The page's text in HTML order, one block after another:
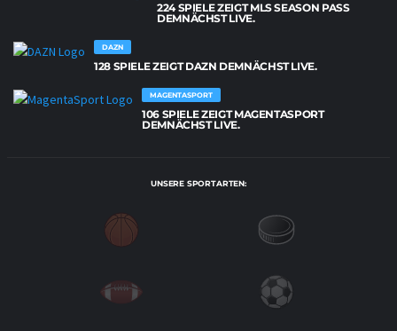
224 SPIELE ZEIGT MLS SEASON PASS
DEMNÄCHST LIVE.
DAZN
128 SPIELE ZEIGT DAZN DEMNÄCHST LIVE.
MAGENTASPORT
106 SPIELE ZEIGT MAGENTASPORT
DEMNÄCHST LIVE.
UNSERE SPORTARTEN: